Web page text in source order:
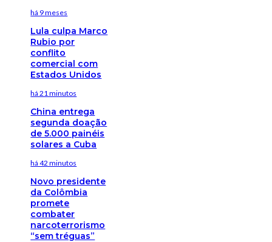
há 9 meses
Lula culpa Marco
Rubio por
conflito
comercial com
Estados Unidos
há 21 minutos
China entrega
segunda doação
de 5.000 painéis
solares a Cuba
há 42 minutos
Novo presidente
da Colômbia
promete
combater
narcoterrorismo
“sem tréguas”